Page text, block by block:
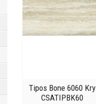
Tipos Bone 6060 Kry
CSATIPBK60